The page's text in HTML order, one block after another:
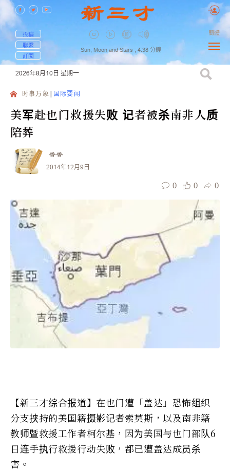
投稿
聯繫
訂閱
Sun, Moon and Stars , 4:38 分鐘
簡體
2026年8月10日 星期一
时事万象 国际要闻
美军赴也门救援失败 记者被杀南非人质
陪葬
香香
2014年12月9日
0 0 0
【新三才综合报道】在也门遭「盖达」恐怖组织
分支挟持的美国籍摄影记者索莫斯，以及南非籍
教师暨救援工作者柯尔基，因为美国与也门部队6
日连手执行救援行动失败，都已遭盖达成员杀
害。